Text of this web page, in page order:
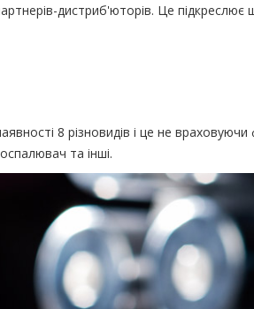
дистриб'юторів. Це підкреслює
8 різновидів і це не враховуючи
та інші.